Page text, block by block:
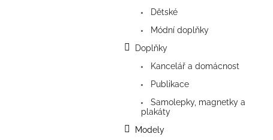
Dětské
Módní doplňky
Doplňky
Kancelář a domácnost
Publikace
Samolepky, magnetky a
plakáty
Modely